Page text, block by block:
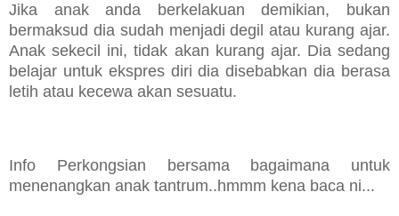
Jika anak anda berkelakuan demikian, bukan
bermaksud dia sudah menjadi degil atau kurang ajar.
Anak sekecil ini, tidak akan kurang ajar. Dia sedang
belajar untuk ekspres diri dia disebabkan dia berasa
letih atau kecewa akan sesuatu.
Info Perkongsian bersama bagaimana untuk
menenangkan anak tantrum..hmmm kena baca ni...